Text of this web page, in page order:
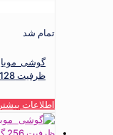
تمام شد
ظرفیت 128 گیگابایت و رم 6 گیگابایت
اطلاعات بیشتر